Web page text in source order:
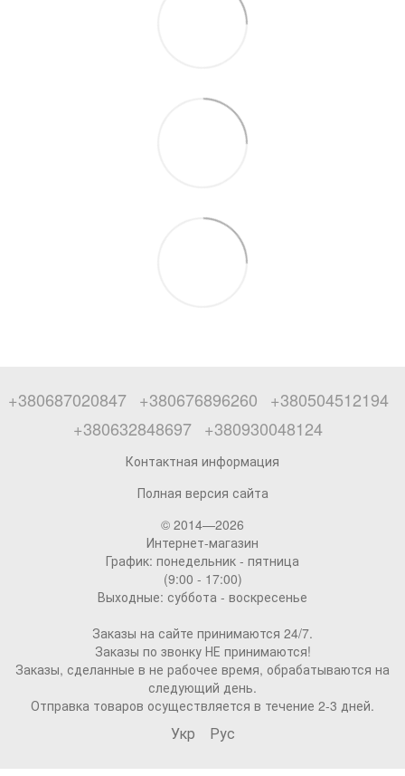
+380687020847 +380676896260
+380504512194
+380632848697 +380930048124
Контактная информация
Полная версия сайта
© 2014—2026
Интернет-магазин
График: понедельник - пятница
(9:00 - 17:00)
Выходные: суббота - воскресенье
Заказы на сайте принимаются 24/7.
Заказы по звонку НЕ принимаются!
Заказы, сделанные в не рабочее время, обрабатываются на
следующий день.
Отправка товаров осуществляется в течение 2-3 дней.
Укр Рус